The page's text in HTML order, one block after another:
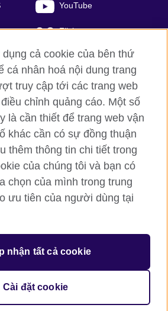
YouTube
Flickr
TikTok
định sử dụng
LLC (
bchanoi@britishcouncil.org.vn) is a
Council which is the United Kingdom’s
cả cookie của bên thứ
cá nhân hoá nội dung trang
truy cập tới các trang web
chỉnh quảng cáo. Một số
là cần thiết để trang web vận
khác cần có sự đồng thuận
thêm thông tin chi tiết trong
của chúng tôi và bạn có
chọn của mình trong trung
ưu tiên của người dùng tại
nhận tất cả cookie
Cài đặt cookie